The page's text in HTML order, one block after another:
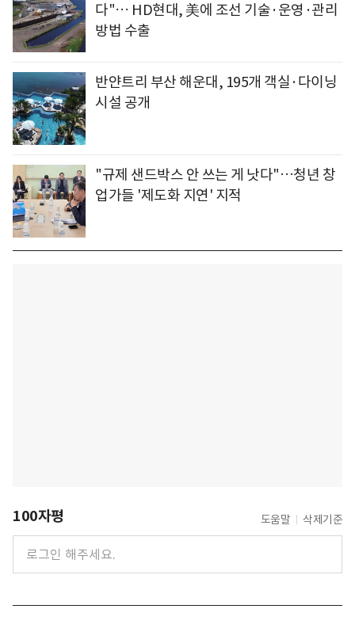
다"… HD현대, 美에 조선 기술·운영·관리
방법 수출
반얀트리 부산 해운대, 195개 객실·다이닝
시설 공개
"규제 샌드박스 안 쓰는 게 낫다"…청년 창
업가들 '제도화 지연' 지적
100자평 도움말 삭제기준